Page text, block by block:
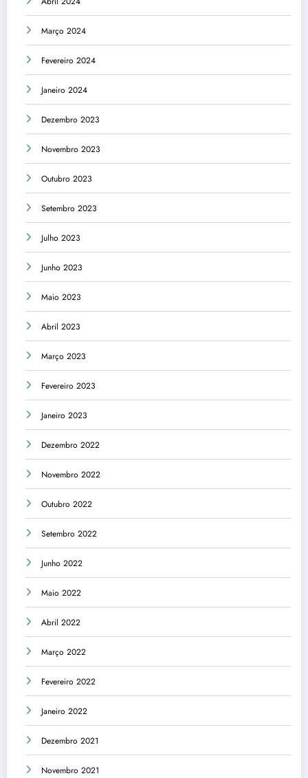
Março 2024
Fevereiro 2024
Janeiro 2024
Dezembro 2023
Novembro 2023
Outubro 2023
Setembro 2023
Julho 2023
Junho 2023
Maio 2023
Abril 2023
Março 2023
Fevereiro 2023
Janeiro 2023
Dezembro 2022
Novembro 2022
Outubro 2022
Setembro 2022
Junho 2022
Maio 2022
Abril 2022
Março 2022
Fevereiro 2022
Janeiro 2022
Dezembro 2021
Novembro 2021